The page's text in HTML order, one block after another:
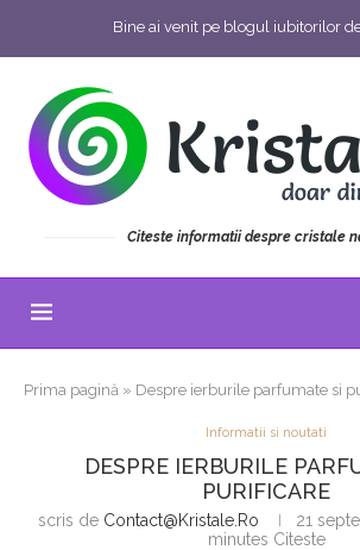
Bine ai venit pe blogul iubitorilor
Citeste informatii despre cristale
Prima pagină » Despre ierburile parfumate si
Informatii si noutati
DESPRE IERBURILE
PURIFICARE
scris de Contact@kristale.ro 21
minutes Citeste